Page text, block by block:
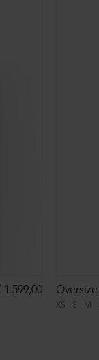
1.599,00
XS S M